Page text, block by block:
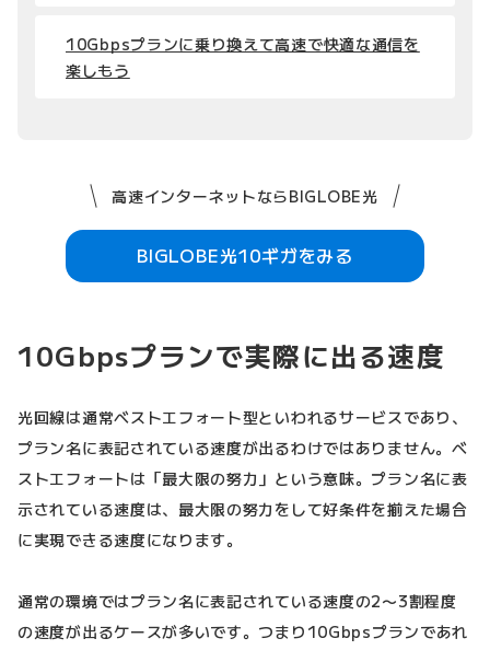
10Gbpsプランに乗り換えて高速で快適な通信を
楽しもう
高速インターネットならBIGLOBE光
BIGLOBE光10ギガをみる
10Gbpsプランで実際に出る速度
光回線は通常ベストエフォート型といわれるサービスであり、
プラン名に表記されている速度が出るわけではありません。ベ
ストエフォートは「最大限の努力」という意味。プラン名に表
示されている速度は、最大限の努力をして好条件を揃えた場合
に実現できる速度になります。
通常の環境ではプラン名に表記されている速度の2〜3割程度
の速度が出るケースが多いです。つまり10Gbpsプランであれ